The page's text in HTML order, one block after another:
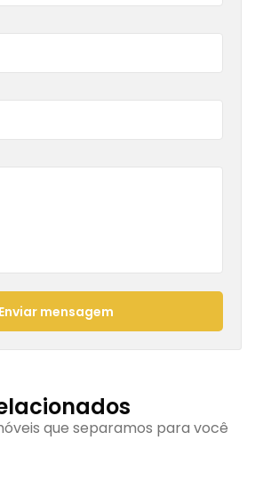
Enviar mensagem
que separamos para você